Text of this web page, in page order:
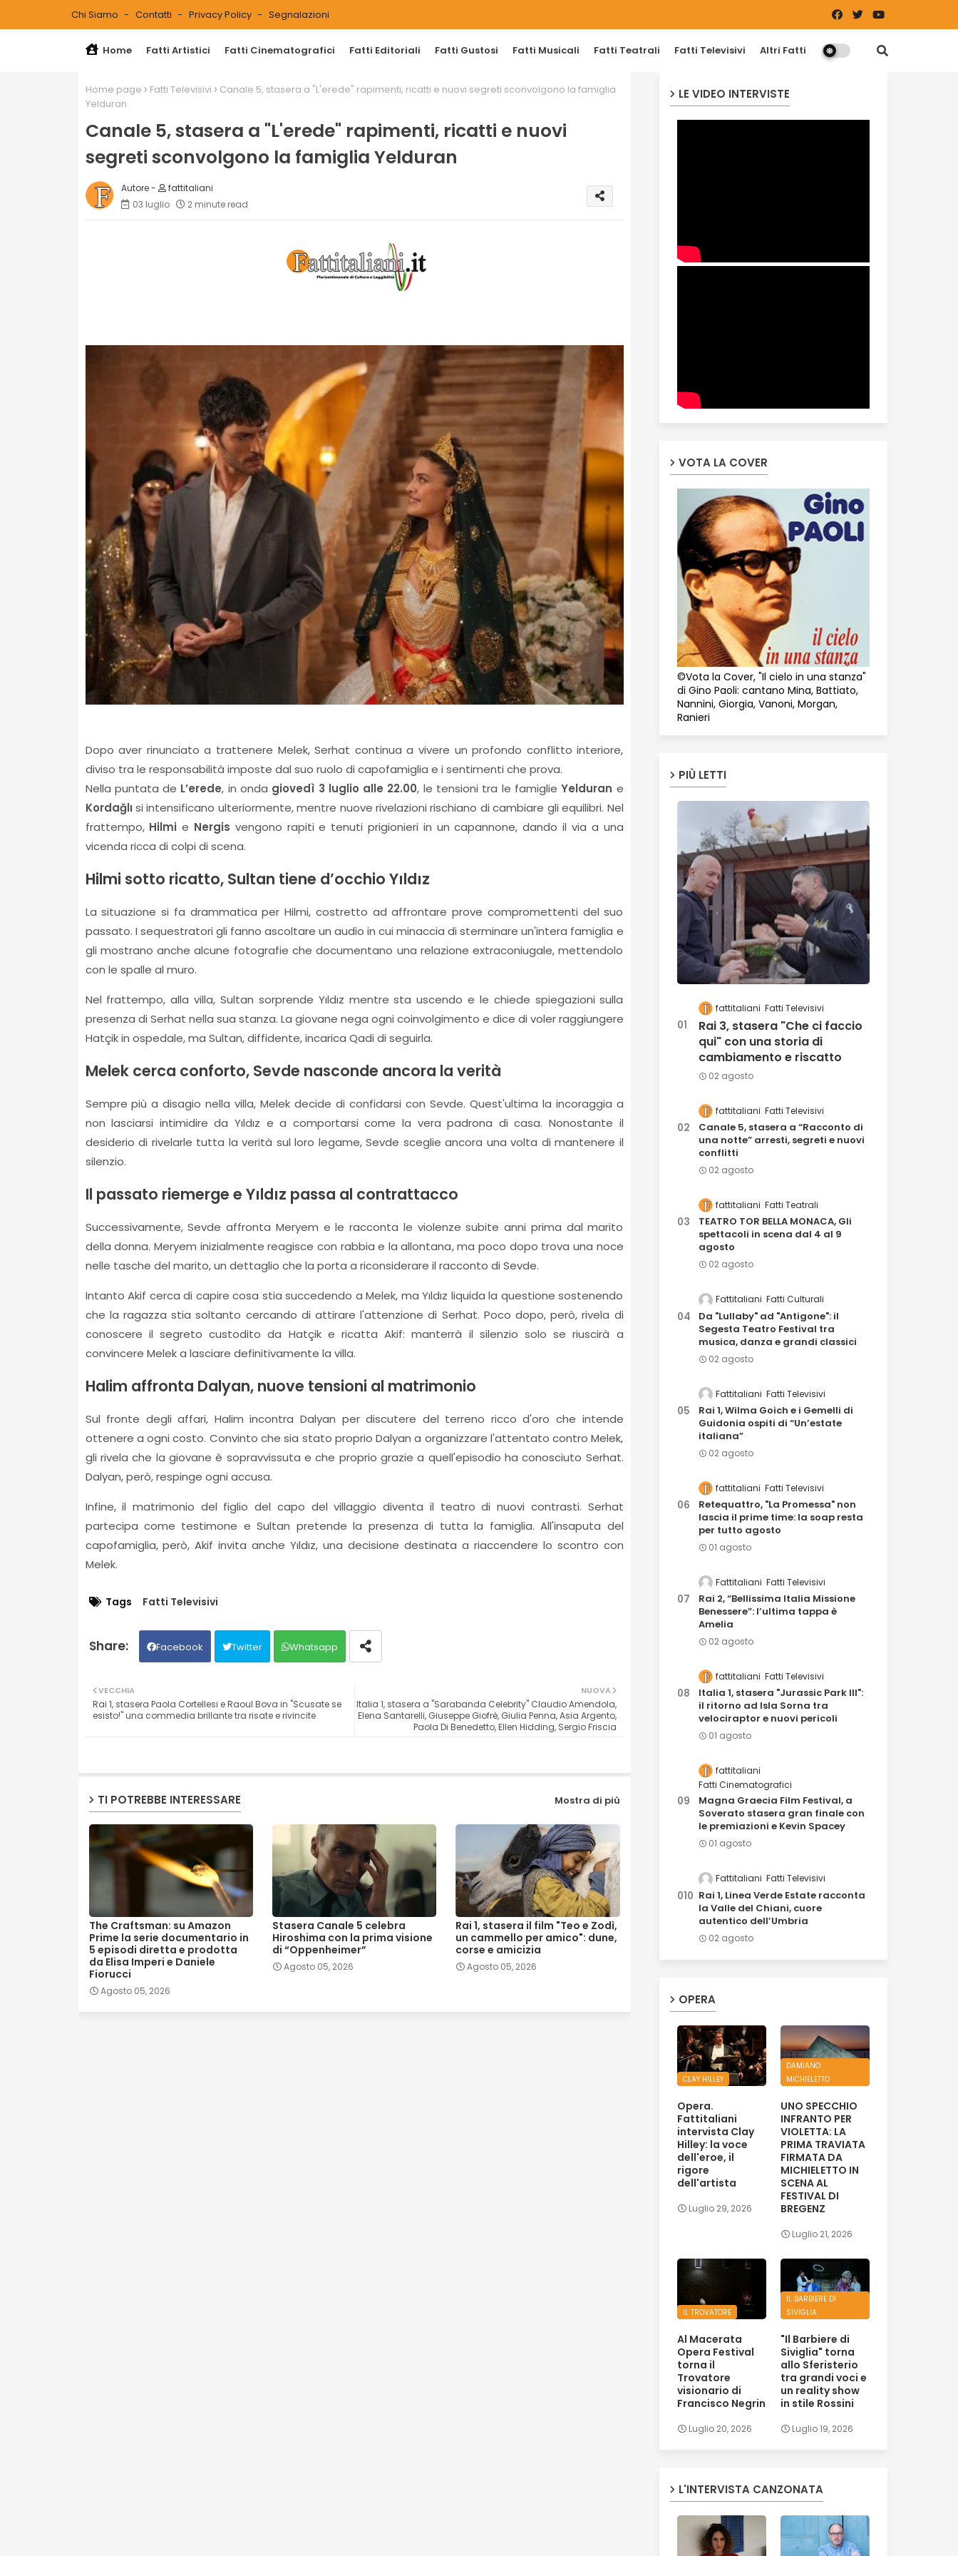
Chi Siamo Contatti Privacy Policy Segnalazioni
Home Fatti Artistici Fatti Cinematografici Fatti Editoriali Fatti Gustosi Fatti Musicali Fatti Teatrali Fatti Televisivi Altri Fatti
Home page Fatti Televisivi
Canale 5, stasera a "L'erede" rapimenti, ricatti e nuovi segreti sconvolgono la famiglia
Yelduran
Canale 5, stasera a "L'erede" rapimenti, ricatti e nuovi
segreti sconvolgono la famiglia Yelduran
fattitaliani
03 luglio
2 minute read
Dopo aver rinunciato a trattenere Melek, Serhat continua a vivere un profondo conflitto interiore,
diviso tra le responsabilità imposte dal suo ruolo di capofamiglia e i sentimenti che prova.
Nella puntata de L’erede, in onda giovedì 3 luglio alle 22.00, le tensioni tra le famiglieYelduran e
Kordağlısi intensificano ulteriormente, mentre nuove rivelazioni rischiano di cambiare gli equilibri. Nel
frattempo, Hilmi e Nergis vengono rapiti e tenuti prigionieri in un capannone, dando il via a una
vicenda ricca di colpi di scena.
Hilmi sotto ricatto, Sultan tiene d’occhio Yıldız
La situazione si fa drammatica per Hilmi, costretto ad affrontare prove compromettenti del suo
passato. I sequestratori gli fanno ascoltare un audio in cui minaccia di sterminare un'intera famiglia e
gli mostrano anche alcune fotografie che documentano una relazione extraconiugale, mettendolo
con le spalle al muro.
Nel frattempo, alla villa, Sultan sorprende Yıldız mentre sta uscendo e le chiede spiegazioni sulla
presenza di Serhat nella sua stanza. La giovane nega ogni coinvolgimento e dice di voler raggiungere
Hatçik in ospedale, ma Sultan, diffidente, incarica Qadi di seguirla.
Melek cerca conforto, Sevde nasconde ancora la verità
Sempre più a disagio nella villa, Melek decide di confidarsi con Sevde. Quest'ultima la incoraggia a
non lasciarsi intimidire da Yıldız e a comportarsi come la vera padrona di casa. Nonostante il
desiderio di rivelarle tutta la verità sul loro legame, Sevde sceglie ancora una volta di mantenere il
silenzio.
Il passato riemerge e Yıldız passa al contrattacco
Successivamente, Sevde affronta Meryem e le racconta le violenze subite anni prima dal marito
della donna. Meryem inizialmente reagisce con rabbia e la allontana, ma poco dopo trova una noce
nelle tasche del marito, un dettaglio che la porta a riconsiderare il racconto di Sevde.
Intanto Akif cerca di capire cosa stia succedendo a Melek, ma Yıldız liquida la questione sostenendo
che la ragazza stia soltanto cercando di attirare l'attenzione di Serhat. Poco dopo, però, rivela di
conoscere il segreto custodito da Hatçik e ricatta Akif: manterrà il silenzio solo se riuscirà a
convincere Melek a lasciare definitivamente la villa.
Halim affronta Dalyan, nuove tensioni al matrimonio
Sul fronte degli affari, Halim incontra Dalyan per discutere del terreno ricco d'oro che intende
ottenere a ogni costo. Convinto che sia stato proprio Dalyan a organizzare l'attentato contro Melek,
gli rivela che la giovane è sopravvissuta e che proprio grazie a quell'episodio ha conosciuto Serhat.
Dalyan, però, respinge ogni accusa.
Infine, il matrimonio del figlio del capo del villaggio diventa il teatro di nuovi contrasti. Serhat
partecipa come testimone e Sultan pretende la presenza di tutta la famiglia. All'insaputa del
capofamiglia, però, Akif invita anche Yıldız, una decisione destinata a riaccendere lo scontro con
Melek.
Tags Fatti Televisivi
Facebook Twitter Whatsapp
NUOVA
Italia 1, stasera a "Sarabanda Celebrity" Claudio Amendola,
Elena Santarelli, Giuseppe Giofrè, Giulia Penna, Asia Argento,
Paola Di Benedetto, Ellen Hidding, Sergio Friscia
VECCHIA
Rai 1, stasera Paola Cortellesi e Raoul Bova in "Scusate se
esisto!" una commedia brillante tra risate e rivincite
TI POTREBBE INTERESSARE Mostra di più
The Craftsman: su Amazon
Prime la serie documentario in
5 episodi diretta e prodotta
da Elisa Imperi e Daniele
Fiorucci
Agosto 05, 2026
Stasera Canale 5 celebra
Hiroshima con la prima visione
di “Oppenheimer”
Agosto 05, 2026
Rai 1, stasera il film "Teo e Zodì,
un cammello per amico": dune,
corse e amicizia
Agosto 05, 2026
LE VIDEO INTERVISTE
VOTA LA COVER
©Vota la Cover, "Il cielo in una stanza"
di Gino Paoli: cantano Mina, Battiato,
Nannini, Giorgia, Vanoni, Morgan,
Ranieri
PIÙ LETTI
fattitaliani Fatti Televisivi
Rai 3, stasera "Che ci faccio
qui" con una storia di
cambiamento e riscatto
02 agosto
fattitaliani Fatti Televisivi
Canale 5, stasera a “Racconto di
una notte” arresti, segreti e nuovi
conflitti
02 agosto
fattitaliani Fatti Teatrali
TEATRO TOR BELLA MONACA, Gli
spettacoli in scena dal 4 al 9
agosto
02 agosto
Fattitaliani Fatti Culturali
Da "Lullaby" ad "Antigone": il
Segesta Teatro Festival tra
musica, danza e grandi classici
02 agosto
Fattitaliani Fatti Televisivi
Rai 1, Wilma Goich e i Gemelli di
Guidonia ospiti di “Un’estate
italiana”
02 agosto
fattitaliani Fatti Televisivi
Retequattro, "La Promessa" non
lascia il prime time: la soap resta
per tutto agosto
01 agosto
Fattitaliani Fatti Televisivi
Rai 2, “Bellissima Italia Missione
Benessere”: l’ultima tappa è
Amelia
02 agosto
fattitaliani Fatti Televisivi
Italia 1, stasera "Jurassic Park III":
il ritorno ad Isla Sorna tra
velociraptor e nuovi pericoli
01 agosto
fattitaliani
Fatti Cinematografici
Magna Graecia Film Festival, a
Soverato stasera gran finale con
le premiazioni e Kevin Spacey
01 agosto
Fattitaliani Fatti Televisivi
Rai 1, Linea Verde Estate racconta
la Valle del Chiani, cuore
autentico dell’Umbria
02 agosto
OPERA
CLAY HILLEY
Opera.
Fattitaliani
intervista Clay
Hilley: la voce
dell'eroe, il
rigore
dell'artista
Luglio 29, 2026
DAMIANO
MICHIELETTO
UNO SPECCHIO
INFRANTO PER
VIOLETTA: LA
PRIMA TRAVIATA
FIRMATA DA
MICHIELETTO IN
SCENA AL
FESTIVAL DI
BREGENZ
Luglio 21, 2026
IL TROVATORE
Al Macerata
Opera Festival
torna il
Trovatore
visionario di
Francisco Negrin
Luglio 20, 2026
IL BARBIERE DI
SIVIGLIA
"Il Barbiere di
Siviglia" torna
allo Sferisterio
tra grandi voci e
un reality show
in stile Rossini
Luglio 19, 2026
L'INTERVISTA CANZONATA